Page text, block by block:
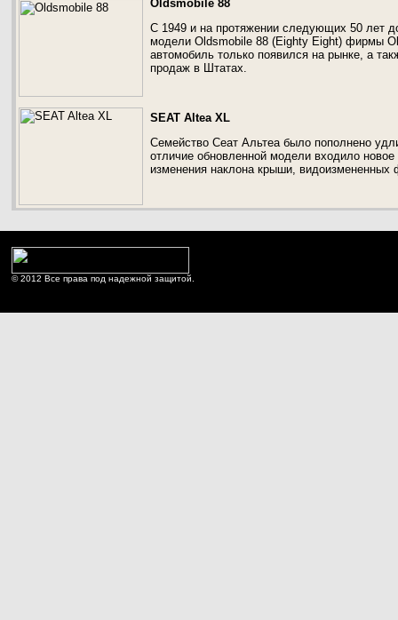
Oldsmobile 88
С 1949 и на протяжении следующих 50 лет
модели Oldsmobile 88 (Eighty Eight) фирмы
автомобиль только появился на рынке, а
продаж в Штатах.
SEAT Altea XL
Семейство Сеат Альтеа было пополнено
отличие обновленной модели входило
изменения наклона крыши, видоизмененных
© 2012 Все права под надежной защитой.